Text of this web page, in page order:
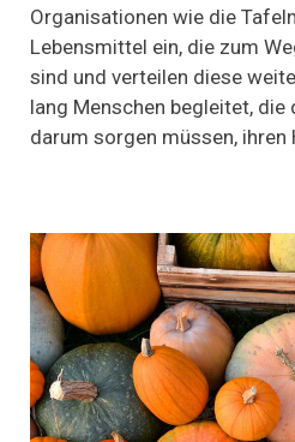
Organisationen wie die
Lebensmittel ein, die zum
sind und verteilen diese
lang Menschen begleitet, die
darum sorgen müssen, ihren